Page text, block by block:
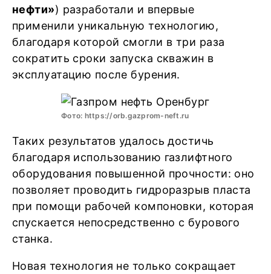
нефти») разработали и впервые
применили уникальную технологию,
благодаря которой смогли в три раза
сократить сроки запуска скважин в
эксплуатацию после бурения.
Фото: https://orb.gazprom-neft.ru
Таких результатов удалось достичь
благодаря использованию газлифтного
оборудования повышенной прочности: оно
позволяет проводить гидроразрыв пласта
при помощи рабочей компоновки, которая
спускается непосредственно с бурового
станка.
Новая технология не только сокращает